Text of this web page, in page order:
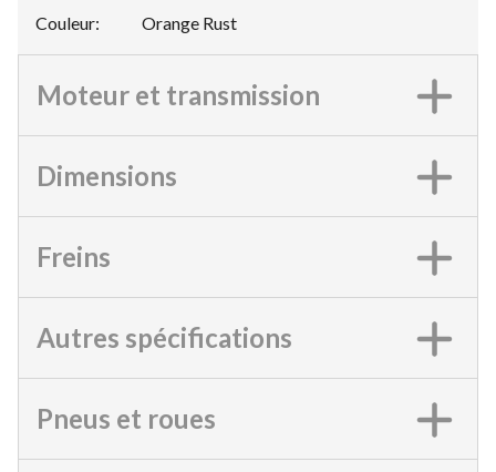
Couleur: Orange Rust
Moteur et transmission
Dimensions
Freins
Autres spécifications
Pneus et roues